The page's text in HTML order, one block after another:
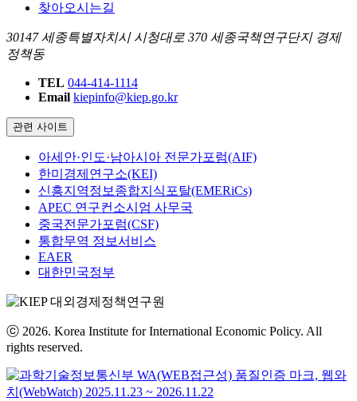
찾아오시는길
30147 세종특별자치시 시청대로 370 세종국책연구단지 경제
정책동
TEL 044-414-1114
Email kiepinfo@kiep.go.kr
관련 사이트
아세안·인도·남아시아 전문가포럼(AIF)
한미경제연구소(KEI)
신흥지역정보종합지식포탈(EMERiCs)
APEC 연구컨소시엄 사무국
중국전문가포럼(CSF)
통합무역 정보서비스
EAER
대한민국정부
ⓒ 2026. Korea Institute for International Economic Policy. All
rights reserved.